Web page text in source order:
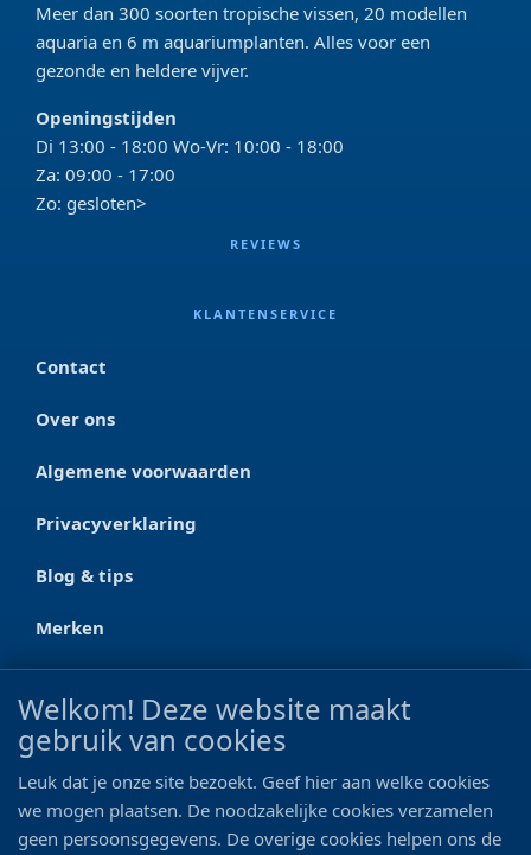
Meer dan 300 soorten tropische vissen, 20 modellen
aquaria en 6 m aquariumplanten. Alles voor een
gezonde en heldere vijver.
Openingstijden
Di 13:00 - 18:00 Wo-Vr: 10:00 - 18:00
Za: 09:00 - 17:00
Zo: gesloten>
REVIEWS
KLANTENSERVICE
Contact
Over ons
Algemene voorwaarden
Privacyverklaring
Blog & tips
Merken
CONTACT
Ootmarsumseweg 125a
0546 - 622 990
Welkom! Deze website maakt
gebruik van cookies
Leuk dat je onze site bezoekt. Geef hier aan welke cookies
we mogen plaatsen. De noodzakelijke cookies verzamelen
geen persoonsgegevens. De overige cookies helpen ons de